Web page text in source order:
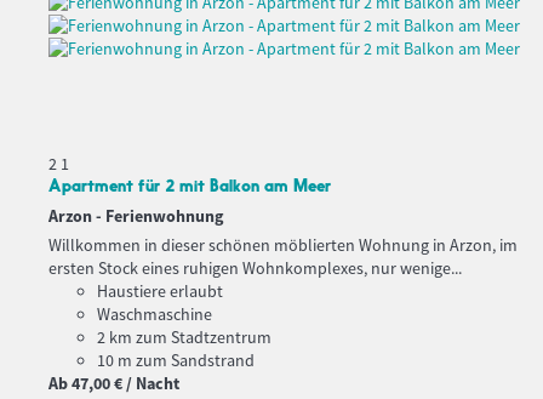
2 1
Apartment für 2 mit Balkon am Meer
Arzon - Ferienwohnung
Willkommen in dieser schönen möblierten Wohnung in Arzon, im
ersten Stock eines ruhigen Wohnkomplexes, nur wenige...
Haustiere erlaubt
Waschmaschine
2 km zum Stadtzentrum
10 m zum Sandstrand
Ab47,00 € / Nacht